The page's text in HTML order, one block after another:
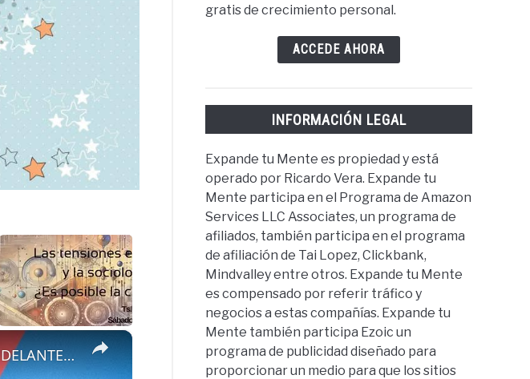
×
FLICK IMPONE su LEY | DECLARACIONES de MARC CASADÓ | El DELANTERO de MODA | ...
gratis de crecimiento personal.
ACCEDE AHORA
INFORMACIÓN LEGAL
Expande tu Mente es propiedad y está
operado por Ricardo Vera. Expande tu
Mente participa en el Programa de Amazon
Services LLC Associates, un programa de
afiliados, también participa en el programa
de afiliación de Tai Lopez, Clickbank,
Mindvalley entre otros. Expande tu Mente
es compensado por referir tráfico y
negocios a estas compañías. Expande tu
Mente también participa Ezoic un
programa de publicidad diseñado para
proporcionar un medio para que los sitios